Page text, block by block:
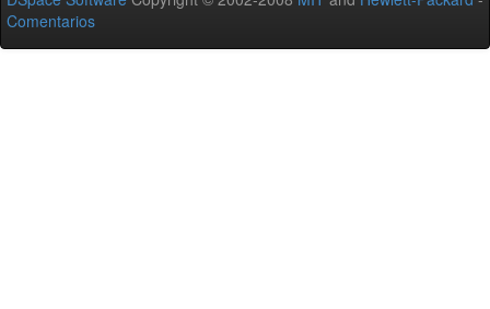
Comentarios